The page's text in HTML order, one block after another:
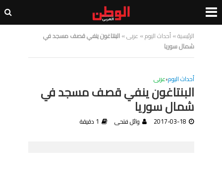
الرئيسية»أحداث اليوم» عربى»البنتاغون ينفي قصف مسجد في
شمال سوريا
أحداث اليوم•عربى
البنتاغون ينفي قصف مسجد في
شمال سوريا
2017-03-18 وائل فتحى 1 دقيقة